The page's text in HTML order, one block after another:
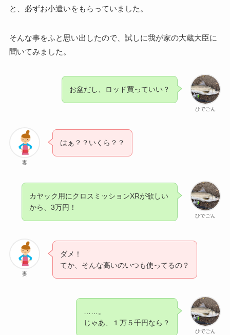
と、必ずお小遣いをもらっていました。
そんな事をふと思い出したので、試しに我が家の大蔵大臣に
聞いてみました。
ひでごん
お盆だし、ロッド買っていい？
妻
はぁ？？いくら？？
ひでごん
カヤック用にクロスミッションXRが欲しい
から、3万円！
妻
ダメ！
てか、そんな高いのいつも使ってるの？
ひでごん
……。
じゃあ、１万５千円なら？